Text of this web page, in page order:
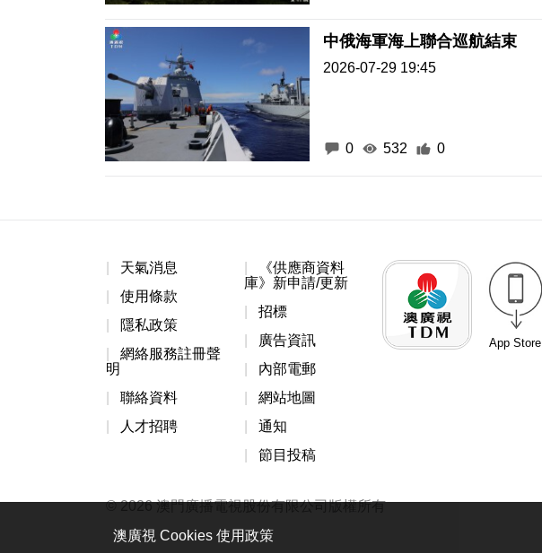
中俄海軍海上聯合巡航結束
2026-07-29 19:45
0 532 0
天氣消息
使用條款
隱私政策
網絡服務註冊聲
明
聯絡資料
人才招聘
《供應商資料
庫》新申請/更新
招標
廣告資訊
內部電郵
網站地圖
通知
節目投稿
App Store
© 2026 澳門廣播電視股份有限公司版權所有
澳廣視 Cookies 使用政策